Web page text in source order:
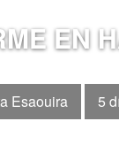
EN
Esaouira
5